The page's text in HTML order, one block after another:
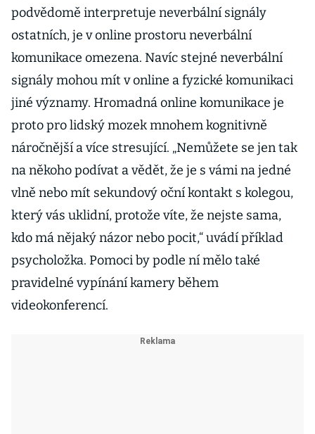
podvědomě interpretuje neverbální signály
ostatních, je v online prostoru neverbální
komunikace omezena. Navíc stejné neverbální
signály mohou mít v online a fyzické komunikaci
jiné významy. Hromadná online komunikace je
proto pro lidský mozek mnohem kognitivně
náročnější a více stresující. „Nemůžete se jen tak
na někoho podívat a vědět, že je s vámi na jedné
vlně nebo mít sekundový oční kontakt s kolegou,
který vás uklidní, protože víte, že nejste sama,
kdo má nějaký názor nebo pocit,“ uvádí příklad
psycholožka. Pomoci by podle ní mělo také
pravidelné vypínání kamery během
videokonferencí.